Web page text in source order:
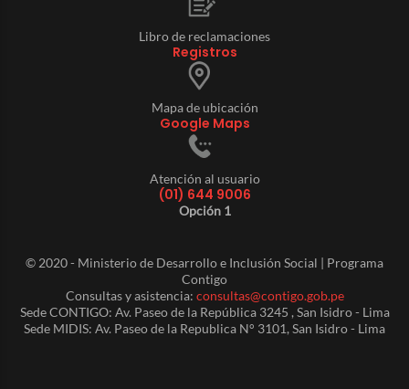
Libro de reclamaciones
Registros
Mapa de ubicación
Google Maps
Atención al usuario
(01) 644 9006
Opción 1
© 2020 - Ministerio de Desarrollo e Inclusión Social | Programa
Contigo
Consultas y asistencia: consultas@contigo.gob.pe
Sede CONTIGO: Av. Paseo de la República 3245 , San Isidro - Lima
Sede MIDIS: Av. Paseo de la Republica N° 3101, San Isidro - Lima